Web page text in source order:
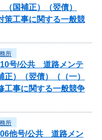
国補正）（翌債）
策工事に関する一般競
所
10号/公共 道路メンテ
）（翌債）（（一）
工事に関する一般競争
所
06他号/公共 道路メン